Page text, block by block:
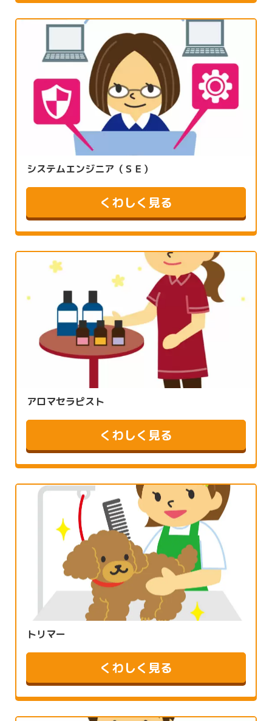
システムエンジニア（ＳＥ）
くわしく見る
アロマセラピスト
くわしく見る
トリマー
くわしく見る